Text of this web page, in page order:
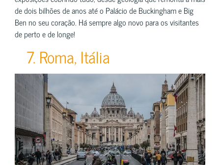
de dois bilhões de anos até o Palácio de Buckingham e Big
Ben no seu coração. Há sempre algo novo para os visitantes
de perto e de longe!
7. Roma, Itália